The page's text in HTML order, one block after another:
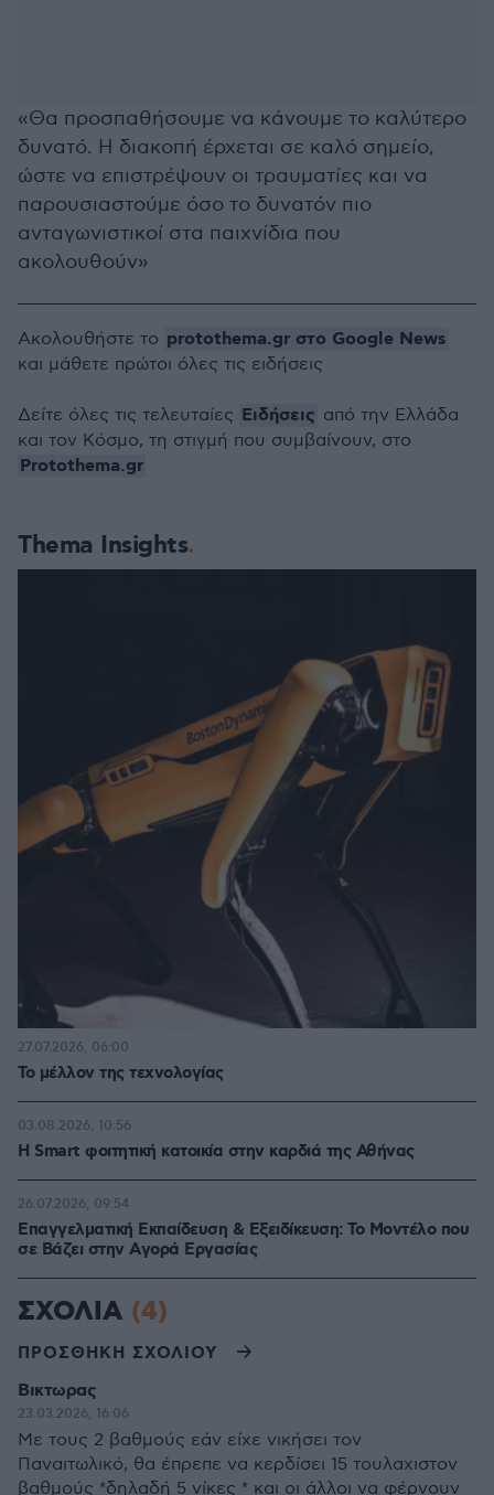
«Θα προσπαθήσουμε να κάνουμε το καλύτερο
δυνατό. Η διακοπή έρχεται σε καλό σημείο,
ώστε να επιστρέψουν οι τραυματίες και να
παρουσιαστούμε όσο το δυνατόν πιο
ανταγωνιστικοί στα παιχνίδια που
ακολουθούν»
Thema Insights
Το μέλλον της τεχνολογίας
27.07.2026, 06:00
Η Smart φοιτητική κατοικία στην καρδιά της Αθήνας
03.08.2026, 10:56
Επαγγελματική Εκπαίδευση & Εξειδίκευση: Το Mοντέλο που
σε Bάζει στην Aγορά Eργασίας
26.07.2026, 09:54
Ακολουθήστε το protothema.gr στο Google News
και μάθετε πρώτοι όλες τις ειδήσεις
Δείτε όλες τις τελευταίες Ειδήσεις από την Ελλάδα
και τον Κόσμο, τη στιγμή που συμβαίνουν, στο
Protothema.gr
ΣΧΟΛΙΑ (4)
ΠΡΟΣΘΗΚΗ ΣΧΟΛΙΟΥ
Βικτωρας
23.03.2026, 16:06
Με τους 2 βαθμούς εάν είχε νικήσει τον
Παναιτωλικό, θα έπρεπε να κερδίσει 15 τουλαχιστον
βαθμούς *δηλαδή 5 νίκες * και οι άλλοι να φέρνουν